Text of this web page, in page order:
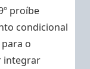
proíbe
condicional
o
integrar